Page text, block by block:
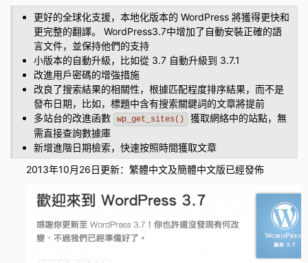
更好的全球化支援，本地化版本的 WordPress 將獲得更快和
更完整的翻譯。 WordPress3.7中增加了自動安裝正確的語
言文件，並保持他們的支持
小版本的自動升級，比如從 3.7 自動升級到 3.7.1
改進用戶密碼的增強措施
改良了搜索結果的相關性，根據匹配程度排序結果，而不是
發布日期，比如，標題中含有搜索關鍵詞的文章將提前
多站台的改進函數
wp_get_sites()
獲取網絡中的站點，無
需直接查詢數據庫
新增進階日期檢索，快速按照時間獲取文章
2013年10月26日更新：繁體中文及簡體中文版已經發佈